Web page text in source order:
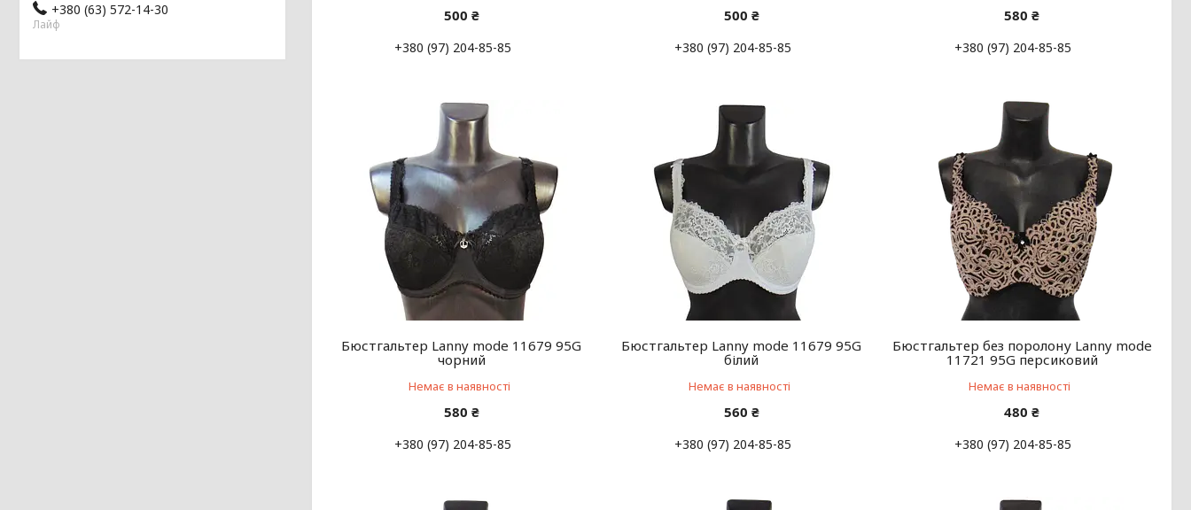
500 ₴
+380 (97) 204-85-85
500 ₴
+380 (97) 204-85-85
580 ₴
+380 (97) 204-85-85
Бюстгальтер Lanny mode 11679 95G
чорний
Немає в наявності
580 ₴
+380 (97) 204-85-85
Бюстгальтер Lanny mode 11679 95G
білий
Немає в наявності
560 ₴
+380 (97) 204-85-85
Бюстгальтер без поролону Lanny mode
11721 95G персиковий
Немає в наявності
480 ₴
+380 (97) 204-85-85
+380 (63) 572-14-30
Лайф